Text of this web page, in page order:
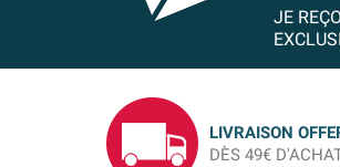
JE
LIVRAISON
DÈS 49€